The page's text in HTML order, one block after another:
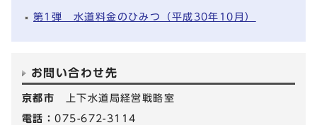
第1弾 水道料金のひみつ（平成30年10月）
お問い合わせ先
京都市
上下水道局経営戦略室
電話：075-672-3114